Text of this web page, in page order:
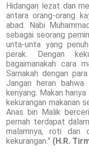
Hidangan lezat dan
antara orang-orang
abad. Nabi
sebagai seorang
unta-unta yang
perak. Dengan
bagaimanakah cara
Samakah dengan
Jangan heran bahwa
kenyang. Makan
kekurangan makanan
Anas bin Malik
pernah terdapat
malamnya, roti dan
kekurangan.” (H.R.